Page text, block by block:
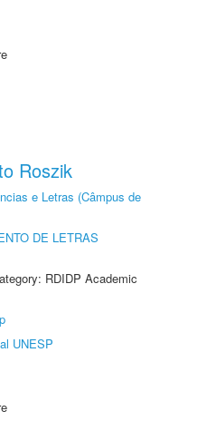
Roszik
e Letras (Câmpus de
DE LETRAS
RDIDP Academic
UNESP